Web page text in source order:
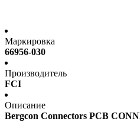
Маркировка
66956-030
Производитель
FCI
Описание
Bergcon Connectors PCB